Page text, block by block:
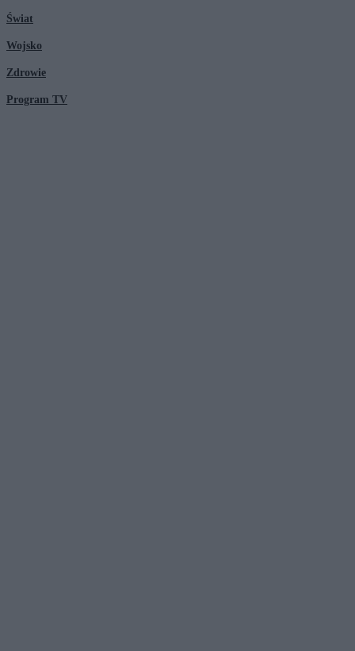
Świat
Wojsko
Zdrowie
Program TV